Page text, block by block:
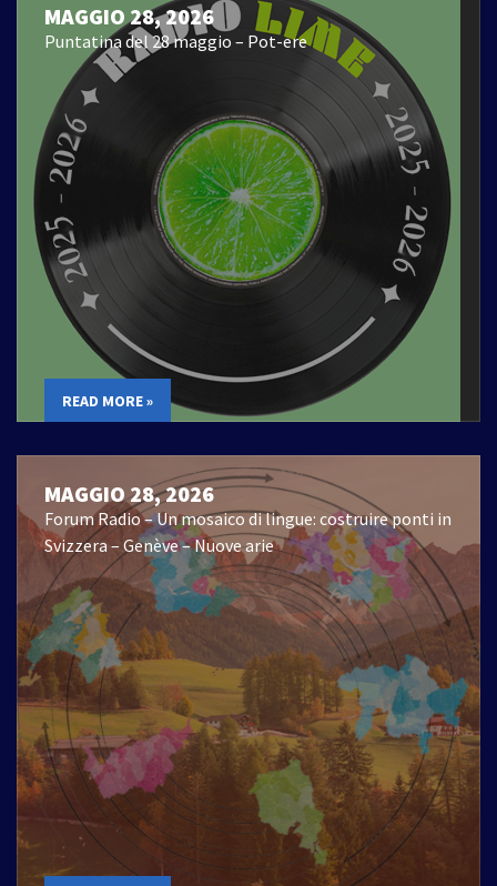
MAGGIO 28, 2026
Puntatina del 28 maggio – Pot-ere
READ MORE »
MAGGIO 28, 2026
Forum Radio – Un mosaico di lingue: costruire ponti in
Svizzera – Genève – Nuove arie